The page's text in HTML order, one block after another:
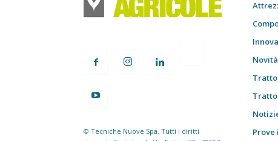
© Tecniche Nuove Spa. Tutti i diritti
Prove